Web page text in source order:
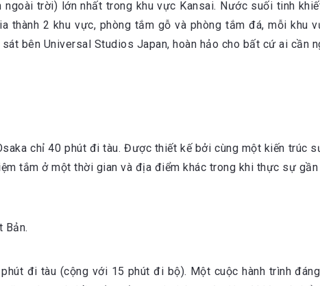
trời) lớn nhất trong khu vực Kansai. Nước suối tinh
thành 2 khu vực, phòng tắm gỗ và phòng tắm đá, mỗi khu
bên Universal Studios Japan, hoàn hảo cho bất cứ ai cần
chỉ 40 phút đi tàu. Được thiết kế bởi cùng một kiến ​​trúc
tắm ở một thời gian và địa điểm khác trong khi thực sự
Bản.
đi tàu (cộng với 15 phút đi bộ). Một cuộc hành trình